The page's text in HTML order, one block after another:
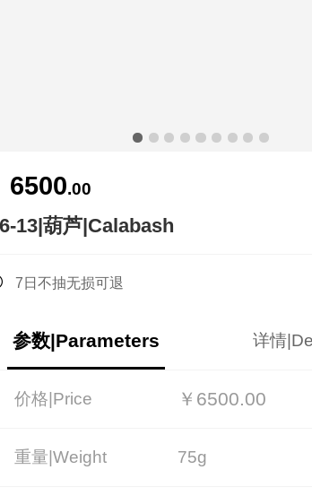
6500.00
13|葫芦|Calabash
7日不抽无损可退
参数|Parameters 详情
价格|Price ￥6500.00
重量|Weight 75g